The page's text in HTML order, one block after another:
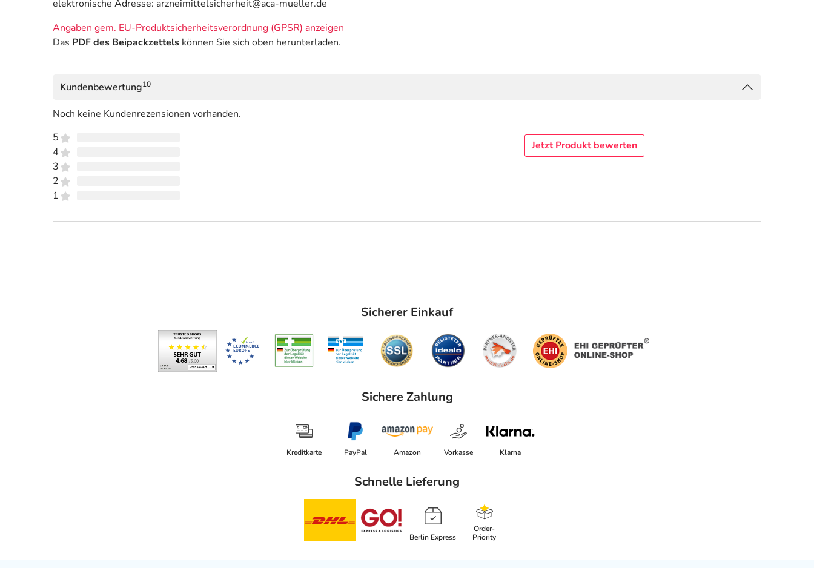
elektronische Adresse: arzneimittelsicherheit@aca-mueller.de
Angaben gem. EU-Produktsicherheitsverordnung (GPSR) anzeigen
Das PDF des Beipackzettels können Sie sich oben herunterladen.
Kundenbewertung10
Noch keine Kundenrezensionen vorhanden.
5
4
3
2
1
Jetzt Produkt bewerten
Sicherer Einkauf
Sichere Zahlung
Kreditkarte PayPal Amazon Vorkasse Klarna
Schnelle Lieferung
Berlin Express
Order-
Priority